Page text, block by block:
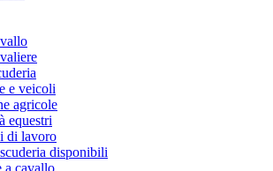
e veicoli
agricole
equestri
di lavoro
disponibili
a cavallo